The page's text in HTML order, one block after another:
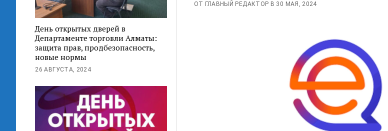
День открытых дверей в
Департаменте торговли Алматы:
защита прав, продбезопасность,
новые нормы
26 АВГУСТА, 2024
ОТ ГЛАВНЫЙ РЕДАКТОР В 30 МАЯ, 2024